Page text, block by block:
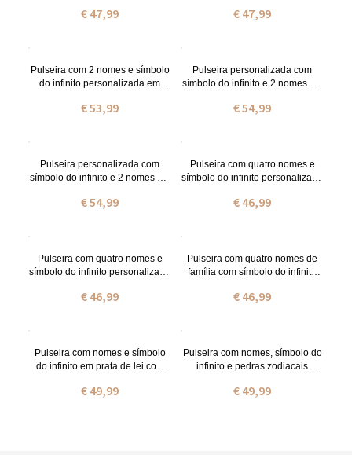
€ 47,99 € 47,99
Pulseira com 2 nomes e símbolo
do infinito personalizada em
€ 53,99
Pulseira personalizada com
símbolo do infinito e 2 nomes em
€ 54,99
Pulseira personalizada com
símbolo do infinito e 2 nomes em
€ 54,99
Pulseira com quatro nomes e
símbolo do infinito personalizada
€ 46,99
Pulseira com quatro nomes e
símbolo do infinito personalizada
€ 46,99
Pulseira com quatro nomes de
família com símbolo do infinito
€ 46,99
Pulseira com nomes e símbolo
do infinito em prata de lei com
€ 49,99
Pulseira com nomes, símbolo do
infinito e pedras zodiacais
€ 49,99